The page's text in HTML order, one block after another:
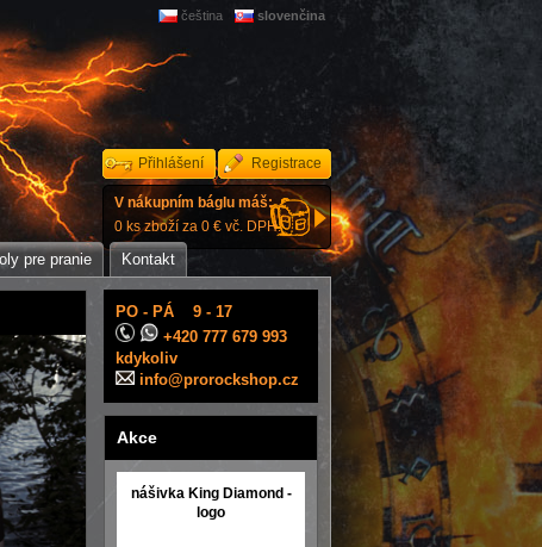
Přihlášení Registrace
pre pranie Kontakt
čeština slovenčina
V nákupním báglu máš:
0 ks zboží za 0 € vč. DPH.
PO - PÁ 9 - 17
+420 777 679 993
kdykoliv
info@prorockshop.cz
Akce
nášivka King Diamond -
logo